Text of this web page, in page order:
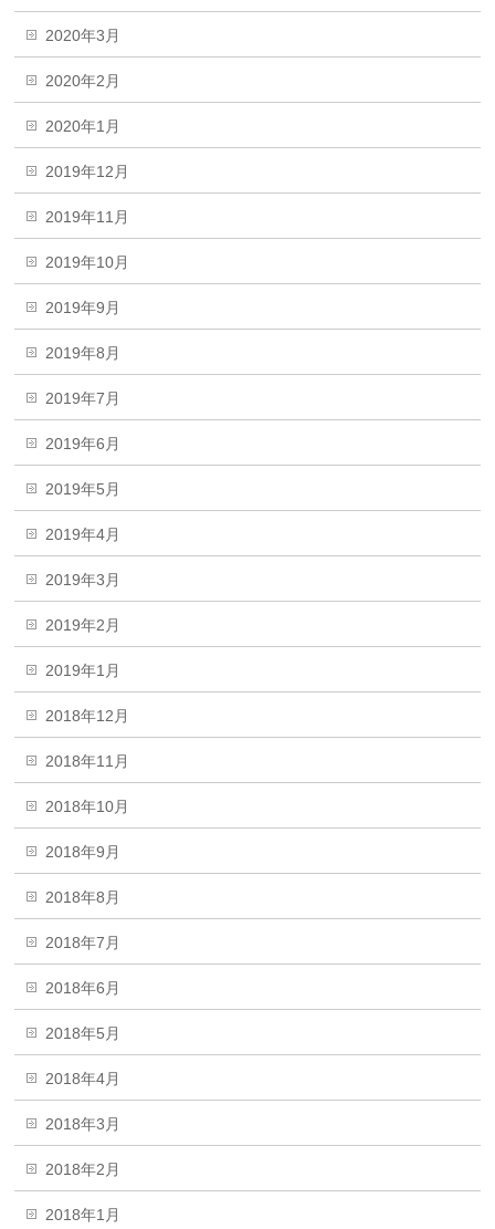
2020年3月
2020年2月
2020年1月
2019年12月
2019年11月
2019年10月
2019年9月
2019年8月
2019年7月
2019年6月
2019年5月
2019年4月
2019年3月
2019年2月
2019年1月
2018年12月
2018年11月
2018年10月
2018年9月
2018年8月
2018年7月
2018年6月
2018年5月
2018年4月
2018年3月
2018年2月
2018年1月